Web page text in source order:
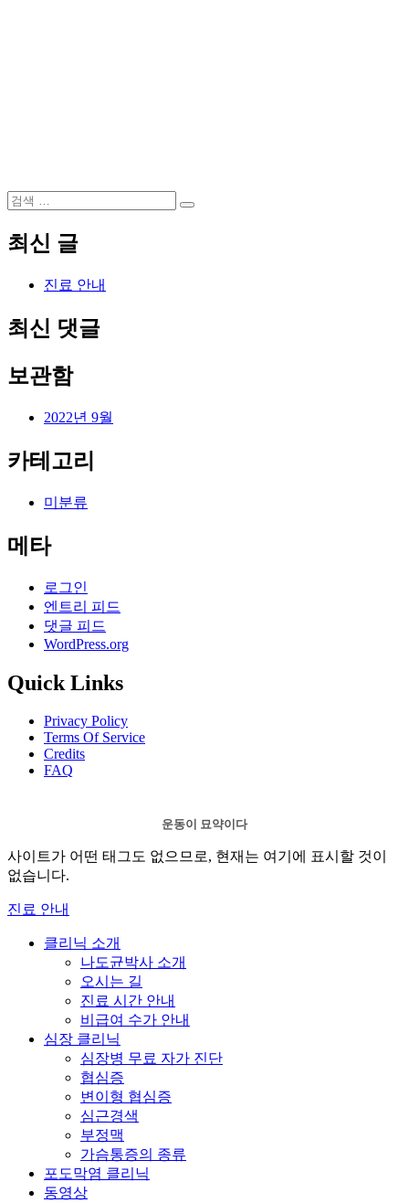
검
검
최신 글
진료 안내
최신 댓글
보관함
2022년 9월
카테고리
미분류
메타
로그인
엔트리 피드
댓글 피드
WordPress.org
Quick Links
Privacy Policy
Terms Of Service
Credits
FAQ
운동이 묘약이다
사이트가 어떤 태그도 없으므로, 현재는 여기에 표시할 것이
없습니다.
진료 안내
클리닉 소개
나도균박사 소개
오시는 길
진료 시간 안내
비급여 수가 안내
심장 클리닉
심장병 무료 자가 진단
협심증
변이형 협심증
심근경색
부정맥
가슴통증의 종류
포도막염 클리닉
동영상